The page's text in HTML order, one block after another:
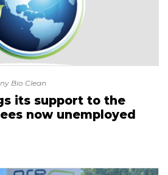
Bio Clean
its support to the
now unemployed